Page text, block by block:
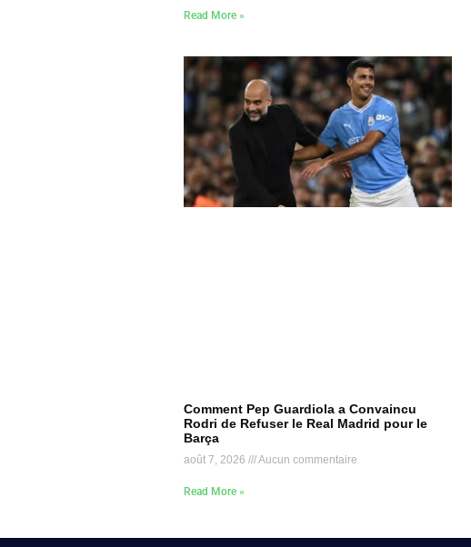
Read More »
Comment Pep Guardiola a Convaincu
Rodri de Refuser le Real Madrid pour le
Barça
août 7, 2026 Aucun commentaire
Read More »